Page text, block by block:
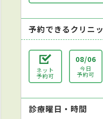
予約できるクリニ
ネット
予約可
08/06
今日
予約可
診療曜日・時間